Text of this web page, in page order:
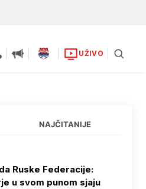
UŽIVO
NAJČITANIJE
Ruske Federacije:
u svom punom sjaju